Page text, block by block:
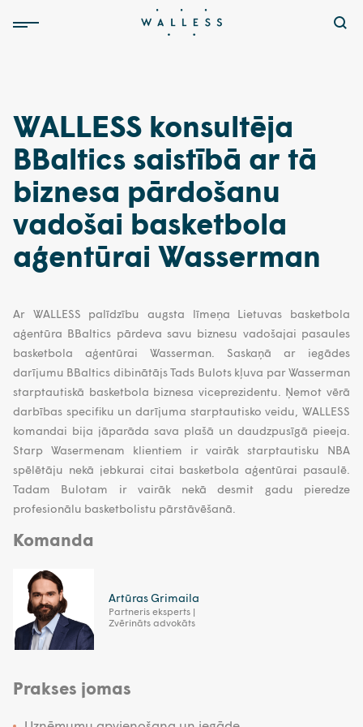
WALLESS konsultēja
BBaltics saistībā ar tā
biznesa pārdošanu
vadošai basketbola
aģentūrai Wasserman
Ar WALLESS palīdzību augsta līmeņa Lietuvas basketbola
aģentūra BBaltics pārdeva savu biznesu vadošajai pasaules
basketbola aģentūrai Wasserman. Saskaņā ar iegādes
darījumu BBaltics dibinātājs Tads Bulots kļuva par Wasserman
starptautiskā basketbola biznesa viceprezidentu. Ņemot vērā
darbības specifiku un darījuma starptautisko veidu, WALLESS
komandai bija jāparāda sava plašā un daudzpusīgā pieeja.
Starp Wasermenam klientiem ir vairāk starptautisku NBA
spēlētāju nekā jebkurai citai basketbola aģentūrai pasaulē.
Tadam Bulotam ir vairāk nekā desmit gadu pieredze
profesionālu basketbolistu pārstāvēšanā.
Komanda
Artūras Grimaila
Partneris eksperts |
Zvērināts advokāts
Prakses jomas